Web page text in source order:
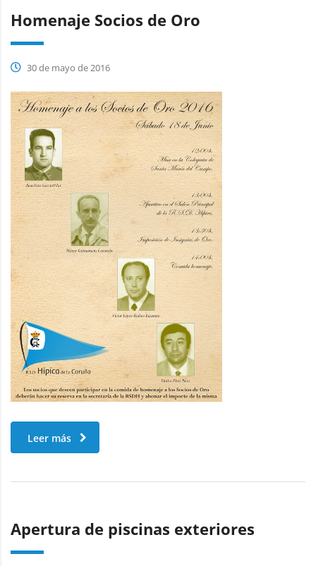
Homenaje Socios de Oro
30 de mayo de 2016
Leer más
Apertura de piscinas exteriores